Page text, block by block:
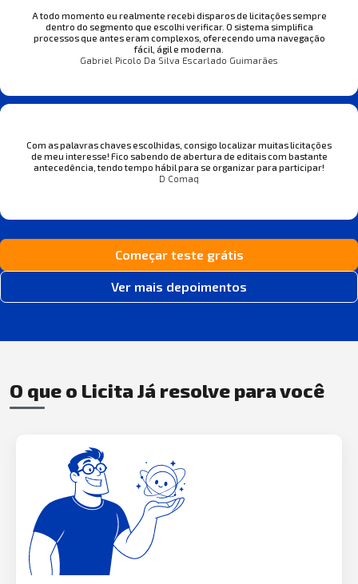
A todo momento eu realmente recebi disparos de licitações sempre
dentro do segmento que escolhi verificar. O sistema simplifica
processos que antes eram complexos, oferecendo uma navegação
fácil, ágil e moderna.
Gabriel Picolo Da Silva Escarlado Guimarães
Com as palavras chaves escolhidas, consigo localizar muitas licitações
de meu interesse! Fico sabendo de abertura de editais com bastante
antecedência, tendo tempo hábil para se organizar para participar!
D Comaq
Começar teste grátis
Ver mais depoimentos
O que o Licita Já resolve para você